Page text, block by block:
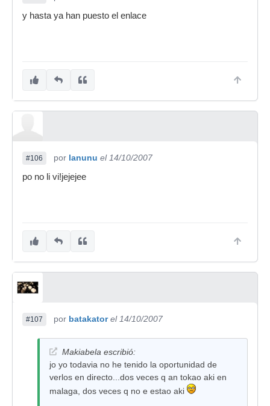
y hasta ya han puesto el enlace
#106 por lanunu el 14/10/2007
po no li vi!jejejee
#107 por batakator el 14/10/2007
Makiabela escribió:
jo yo todavia no he tenido la oportunidad de
verlos en directo...dos veces q an tokao aki en
malaga, dos veces q no e estao aki